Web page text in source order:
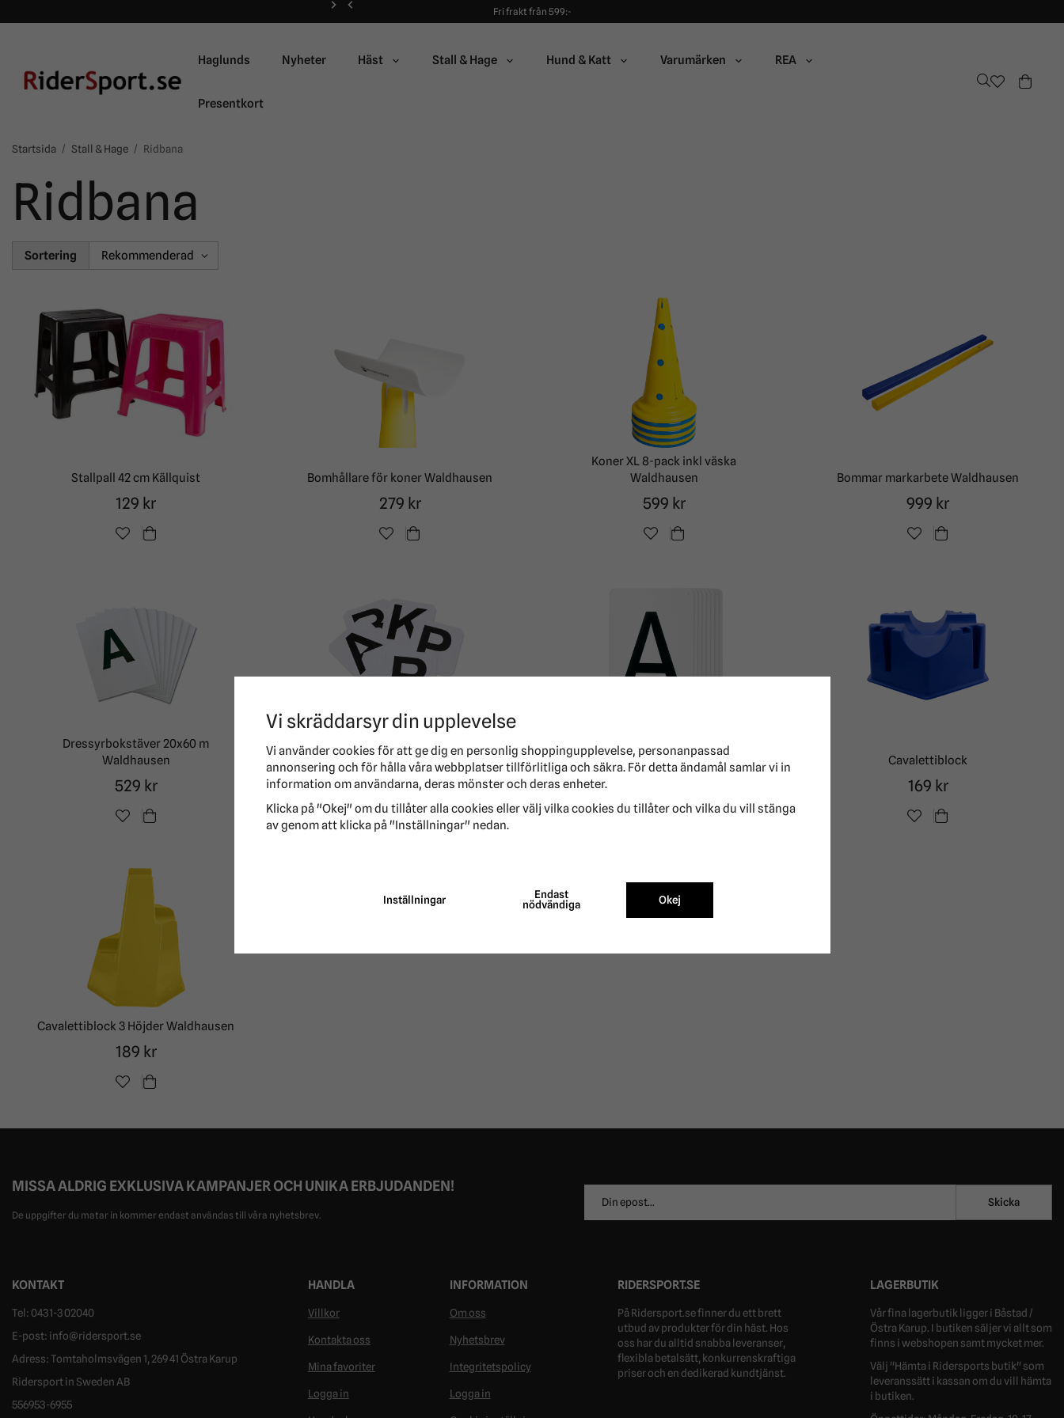
Fri frakt från 599:-
90 dagars öppet köp!
90 dagars öppet köp!
Haglunds Nyheter Häst Stall & Hage Hund & Katt Varumärken REA
Presentkort
Startsida / Stall & Hage / Ridbana
Ridbana
Sortering
Stallpall 42 cm Källquist
129 kr
Bomhållare för koner Waldhausen
279 kr
Koner XL 8-pack inkl väska
Waldhausen
599 kr
Bommar markarbete Waldhausen
999 kr
Dressyrbokstäver 20x60 m
Waldhausen
529 kr
Dressyrbokstäver Självhäftande
Shires
129 kr
Dressyrbokstäver 20x40 m
Waldhausen
Cavalettiblock
169 kr
Cavalettiblock 3 Höjder Waldhausen
189 kr
MISSA ALDRIG EXKLUSIVA KAMPANJER OCH UNIKA ERBJUDANDEN!
De uppgifter du matar in kommer endast användas till våra nyhetsbrev.
postadress
Skicka
KONTAKT
Tel: 0431-302040
E-post: info@ridersport.se
Adress: Tomtaholmsvägen 1, 269 41 Östra Karup
Ridersport in Sweden AB
556953-6955
HANDLA
Villkor
Kontakta oss
Mina favoriter
Logga in
INFORMATION
Om oss
Nyhetsbrev
Integritetspolicy
Logga in
RIDERSPORT.SE
På Ridersport.se finner du ett brett
utbud av produkter för din häst. Hos
oss har du alltid snabba leveranser,
flexibla betalsätt, konkurrenskraftiga
priser och en dedikerad kundtjänst.
LAGERBUTIK
Vår fina lagerbutik ligger i Båstad /
Östra Karup. I butiken säljer vi allt som
finns i webshopen samt mycket mer.
Välj "Hämta i Ridersports butik" som
leveranssätt i kassan om du vill hämta
i butiken.
Vi skräddarsyr din upplevelse
Vi använder cookies för att ge dig en personlig shoppingupplevelse, personanpassad
annonsering och för hålla våra webbplatser tillförlitliga och säkra. För detta ändamål samlar vi in
information om användarna, deras mönster och deras enheter.
Klicka på "Okej" om du tillåter alla cookies eller välj vilka cookies du tillåter och vilka du vill stänga
av genom att klicka på "Inställningar" nedan.
Inställningar
Endast
nödvändiga
Okej